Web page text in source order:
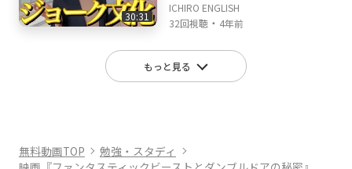
30:31
ICHIRO ENGLISH
32回視聴 ・ 4年前
もっと見る
無料動画TOP
勉強・スタディ